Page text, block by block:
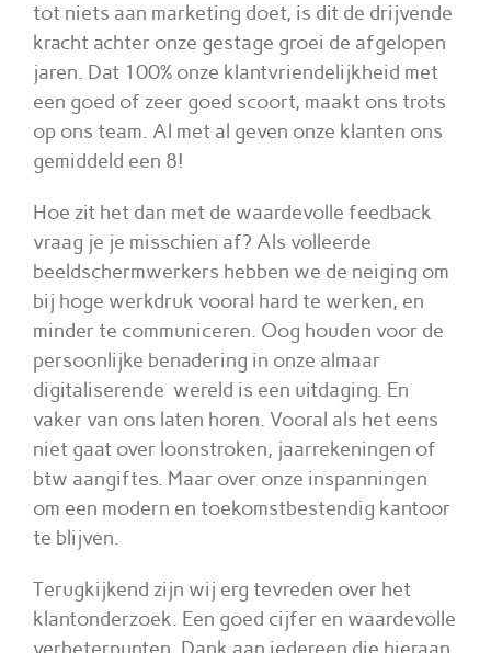
tot niets aan marketing doet, is dit de drijvende
kracht achter onze gestage groei de afgelopen
jaren. Dat 100% onze klantvriendelijkheid met
een goed of zeer goed scoort, maakt ons trots
op ons team. Al met al geven onze klanten ons
gemiddeld een 8!
Hoe zit het dan met de waardevolle feedback
vraag je je misschien af? Als volleerde
beeldschermwerkers hebben we de neiging om
bij hoge werkdruk vooral hard te werken, en
minder te communiceren. Oog houden voor de
persoonlijke benadering in onze almaar
digitaliserende wereld is een uitdaging. En
vaker van ons laten horen. Vooral als het eens
niet gaat over loonstroken, jaarrekeningen of
btw aangiftes. Maar over onze inspanningen
om een modern en toekomstbestendig kantoor
te blijven.
Terugkijkend zijn wij erg tevreden over het
klantonderzoek. Een goed cijfer en waardevolle